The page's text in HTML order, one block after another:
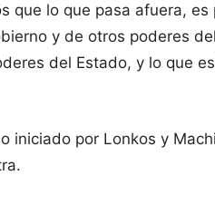
que lo que pasa afuera,
y de otros poderes
del Estado, y lo que
iniciado por Lonkos y